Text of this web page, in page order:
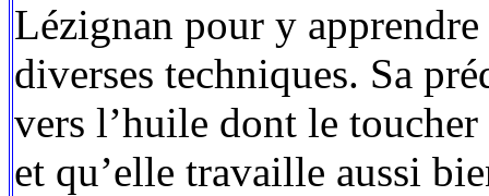
Lézignan pour y
diverses techniques. Sa
vers l’huile dont le
et qu’elle travaille aussi